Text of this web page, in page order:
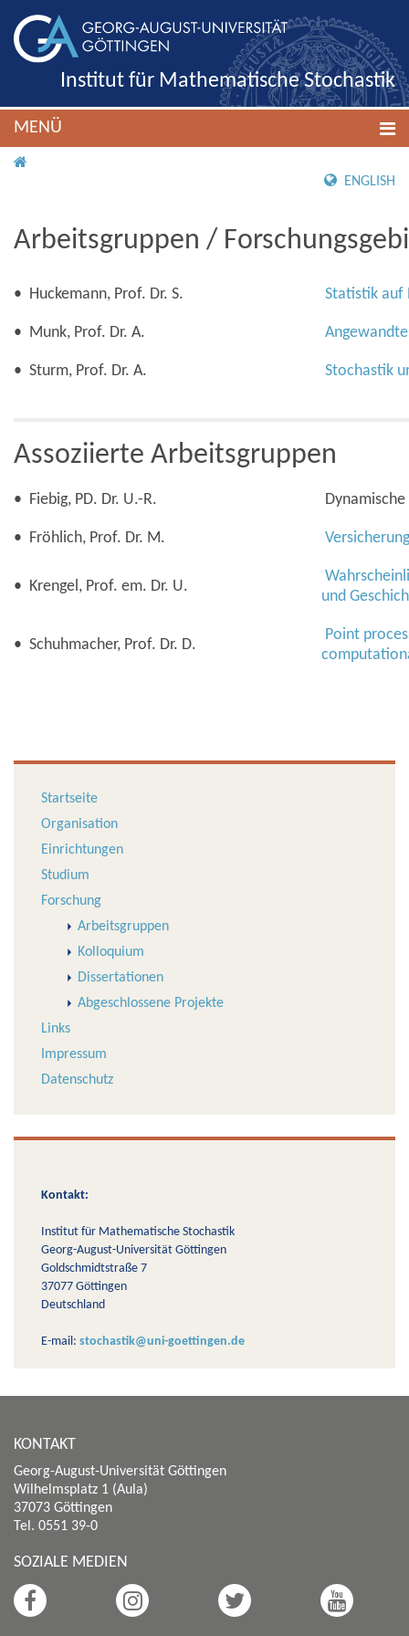
Institut für Mathematische Stochastik
MENÜ
ENGLISH
Arbeitsgruppen /
• Huckemann, Prof. Dr. S. Statistik auf
• Munk, Prof. Dr. A.
• Sturm, Prof. Dr. A. Stochastik
Assoziierte Arbeitsgruppen
• Fiebig, PD. Dr. U.-R. Dynamische
• Fröhlich, Prof. Dr. M.
• Krengel, Prof. em. Dr. U.
und
• Schuhmacher, Prof. Dr. D.
Point
Startseite
Organisation
Einrichtungen
Studium
Forschung
Arbeitsgruppen
Kolloquium
Dissertationen
Abgeschlossene Projekte
Links
Impressum
Datenschutz
Kontakt:
Institut für Mathematische Stochastik
Georg-August-Universität Göttingen
Goldschmidtstraße 7
37077 Göttingen
Deutschland
E-mail: stochastik@uni-goettingen.de
KONTAKT
Georg-August-Universität Göttingen
Wilhelmsplatz 1 (Aula)
37073 Göttingen
Tel. 0551 39-0
SOZIALE MEDIEN